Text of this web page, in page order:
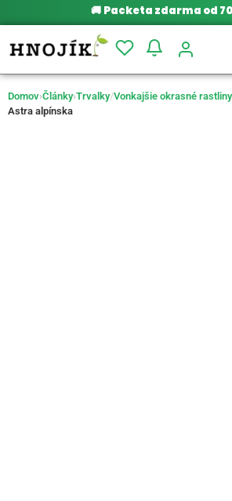
🚚 Packeta zdarma od
Domov›Články›Trvalky/Vonkajšie okrasné rastliny
Astra alpínska